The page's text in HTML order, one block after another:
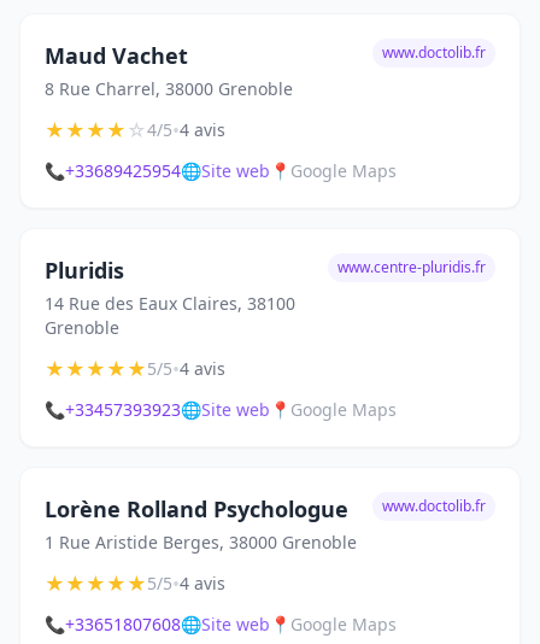
Maud Vachet
8 Rue Charrel, 38000 Grenoble
www.doctolib.fr
★★★★☆4/5•4 avis
📞+33689425954🌐Site web 📍 Google Maps
Pluridis
14 Rue des Eaux Claires, 38100
Grenoble
www.centre-pluridis.fr
★★★★★5/5•4 avis
📞+33457393923🌐Site web 📍 Google Maps
Lorène Rolland Psychologue
1 Rue Aristide Berges, 38000 Grenoble
www.doctolib.fr
★★★★★5/5•4 avis
📞+33651807608🌐Site web 📍 Google Maps